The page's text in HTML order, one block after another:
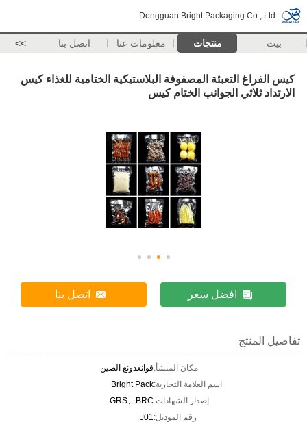
Dongguan Bright Packaging Co., Ltd.
بيت منتجات معلومات عنا اتصل بنا >>
كيس الفراغ التعبئة المصفوفة البلاستيكية الختامية للغذاء كيس
الارتداد ثلاثي الجوانب الختام كيس
افضل سعر اتصل بنا
تفاصيل المنتج
مكان المنشأ:قوانغدونغ الصين
اسم العلامة التجارية:Bright Pack
إصدار الشهادات:GRS、BRC
رقم الموديل:J01